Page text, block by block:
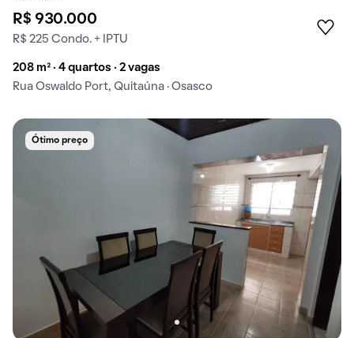
R$ 930.000
R$ 225 Condo. + IPTU
208 m² · 4 quartos · 2 vagas
Rua Oswaldo Port, Quitaúna · Osasco
Ótimo preço